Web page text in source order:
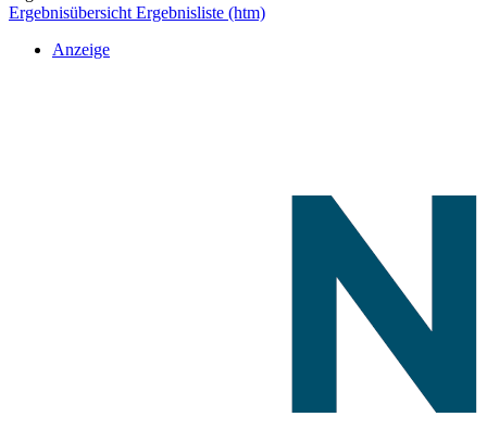
Ergebnisübersicht Ergebnisliste (htm)
Anzeige